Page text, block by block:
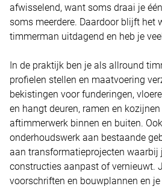
afwisselend, want soms draai je
soms meerdere. Daardoor blijft het
timmerman uitdagend en heb je
In de praktijk ben je als allround
profielen stellen en maatvoering
bekistingen voor funderingen,
en hangt deuren, ramen en
aftimmerwerk binnen en buiten.
onderhoudswerk aan bestaande
aan transformatieprojecten waarbij
constructies aanpast of vernieuwt.
voorschriften en bouwplannen en